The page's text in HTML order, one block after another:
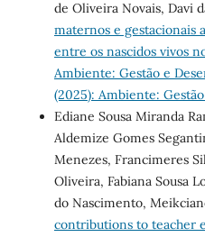
de Oliveira Novais, Davi
maternos e gestacionais
entre os nascidos vivos
Ambiente: Gestão e
(2025): Ambiente:
Ediane Sousa Miranda
Aldemize Gomes
Menezes, Francimeres
Oliveira, Fabiana Sousa
do Nascimento,
contributions to teacher